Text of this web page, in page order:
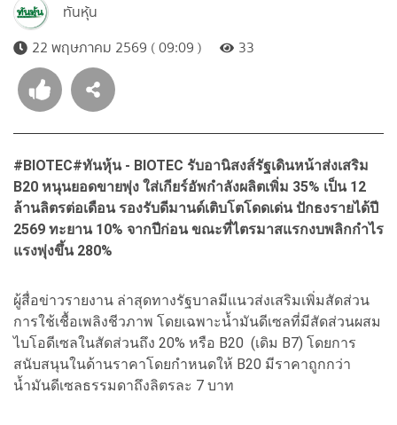
ทันหุ้น
22 พฤษภาคม 2569 ( 09:09 )
33
#BIOTEC#ทันหุ้น - BIOTEC รับอานิสงส์รัฐเดินหน้าส่งเสริม
B20 หนุนยอดขายพุ่ง ใส่เกียร์อัพกำลังผลิตเพิ่ม 35% เป็น 12
ล้านลิตรต่อเดือน รองรับดีมานด์เติบโตโดดเด่น ปักธงรายได้ปี
2569 ทะยาน 10% จากปีก่อน ขณะที่ไตรมาสแรกงบพลิกกำไร
แรงพุ่งขึ้น 280%
ผู้สื่อข่าวรายงาน ล่าสุดทางรัฐบาลมีแนวส่งเสริมเพิ่มสัดส่วน
การใช้เชื้อเพลิงชีวภาพ โดยเฉพาะน้ำมันดีเซลที่มีสัดส่วนผสม
ไบโอดีเซลในสัดส่วนถึง 20% หรือ B20 (เดิม B7) โดยการ
สนับสนุนในด้านราคาโดยกำหนดให้ B20 มีราคาถูกกว่า
น้ำมันดีเซลธรรมดาถึงลิตรละ 7 บาท